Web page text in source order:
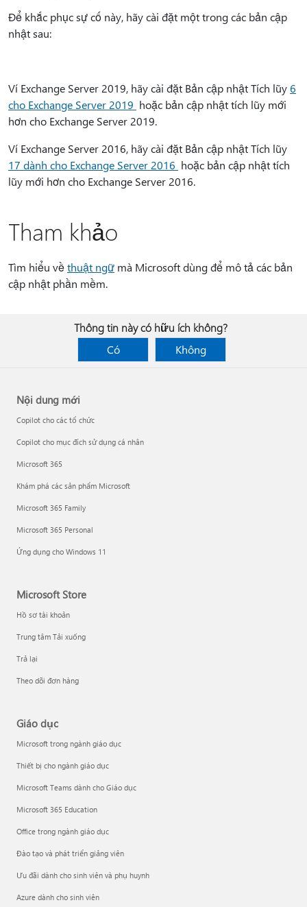
Để khắc phục sự cố này, hãy cài đặt một trong các bản cập
nhật sau:
Ví Exchange Server 2019, hãy cài đặt Bản cập nhật Tích lũy 6
cho Exchange Server 2019 hoặc bản cập nhật tích lũy mới
hơn cho Exchange Server 2019.
Ví Exchange Server 2016, hãy cài đặt Bản cập nhật Tích lũy
17 dành cho Exchange Server 2016 hoặc bản cập nhật tích
lũy mới hơn cho Exchange Server 2016.
Tham khảo
Tìm hiểu vềthuật ngữ mà Microsoft dùng để mô tả các bản
cập nhật phần mềm.
Thông tin này có hữu ích không?
Có
Không
Nội dung mới
Copilot cho các tổ chức
Copilot cho mục đích sử dụng cá nhân
Microsoft 365
Khám phá các sản phẩm Microsoft
Microsoft 365 Family
Microsoft 365 Personal
Ứng dụng cho Windows 11
Microsoft Store
Hồ sơ tài khoản
Trung tâm Tải xuống
Trả lại
Theo dõi đơn hàng
Giáo dục
Microsoft trong ngành giáo dục
Thiết bị cho ngành giáo dục
Microsoft Teams dành cho Giáo dục
Microsoft 365 Education
Office trong ngành giáo dục
Đào tạo và phát triển giảng viên
Ưu đãi dành cho sinh viên và phụ huynh
Azure dành cho sinh viên